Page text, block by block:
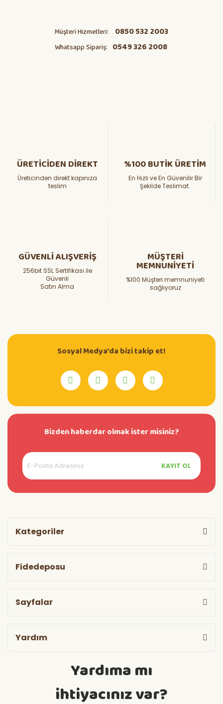
Müşteri Hizmetleri: 0850 532 2003
Whatsapp Sipariş: 0549 326 2008
ÜRETİCİDEN DİREKT
Üreticinden direkt kapınıza
teslim
%100 BUTİK ÜRETİM
En Hızlı ve En Güvenilir Bir
Şekilde Teslimat.
GÜVENLİ ALIŞVERİŞ
256bit SSL Sertifikası ile
Güvenli
Satın Alma
MÜŞTERİ
MEMNUNİYETİ
%100 Müşteri memnuniyeti
sağlıyoruz
Sosyal Medya'da bizi takip et!
Bizden haberdar olmak ister misiniz?
KAYIT OL
Kategoriler
Fidedeposu
Sayfalar
Yardım
Yardıma mı
ihtiyacınız var?